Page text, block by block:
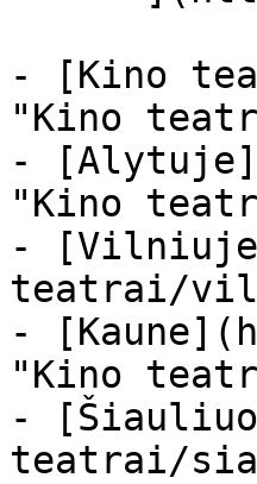
- [Kino
"Kino
-
"Kino
-
teatrai/
-
"Kino
-
teatrai/